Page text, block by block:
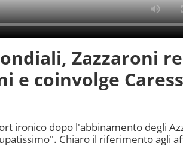
Zazzaroni
e coinvolge
ironico dopo l'abbinamento degli
Chiaro il riferimento agli